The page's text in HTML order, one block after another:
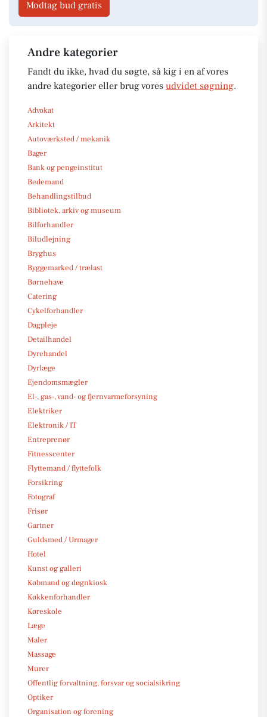
Modtag bud gratis
Andre kategorier
Fandt du ikke, hvad du søgte, så kig i en af vores
andre kategorier eller brug vores udvidet søgning.
Advokat
Arkitekt
Autoværksted / mekanik
Bager
Bank og pengeinstitut
Bedemand
Behandlingstilbud
Bibliotek, arkiv og museum
Bilforhandler
Biludlejning
Bryghus
Byggemarked / trælast
Børnehave
Catering
Cykelforhandler
Dagpleje
Detailhandel
Dyrehandel
Dyrlæge
Ejendomsmægler
El-, gas-, vand- og fjernvarmeforsyning
Elektriker
Elektronik / IT
Entreprenør
Fitnesscenter
Flyttemand / flyttefolk
Forsikring
Fotograf
Frisør
Gartner
Guldsmed / Urmager
Hotel
Kunst og galleri
Købmand og døgnkiosk
Køkkenforhandler
Køreskole
Læge
Maler
Massage
Murer
Offentlig forvaltning, forsvar og socialsikring
Optiker
Organisation og forening